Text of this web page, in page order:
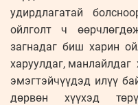
удирдлагатай
ойлголт ч
загнадаг биш харин
харуулдаг, манлайлдаг
эмэгтэйчүүдэд илүү
дөрвөн хүүхэд